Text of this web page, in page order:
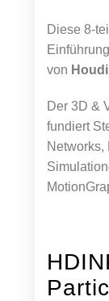
Diese 8-
von
Der 3D &
fundiert
Networks,